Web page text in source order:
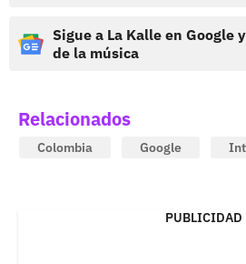
Sigue a La Kalle en Google
de la música
Relacionados
Colombia Google
PUBLICIDAD